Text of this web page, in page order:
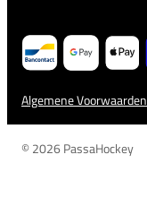
Algemene Voorwaarden
© 2026 PassaHockey